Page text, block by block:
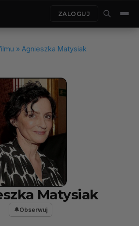
ZALOGUJ
» Agnieszka Matysiak
Matysiak
🔔Obserwuj